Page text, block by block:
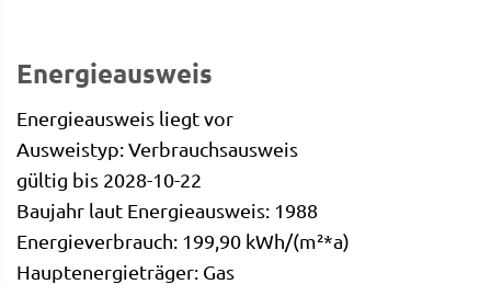
Energieausweis
Energieausweis liegt vor
Ausweistyp: Verbrauchsausweis
gültig bis 2028-10-22
Baujahr laut Energieausweis: 1988
Energieverbrauch: 199,90 kWh/(m²*a)
Hauptenergieträger: Gas